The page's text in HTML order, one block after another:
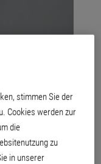
und
stimmen Sie der
Cookies werden zur
die
zu
in unserer